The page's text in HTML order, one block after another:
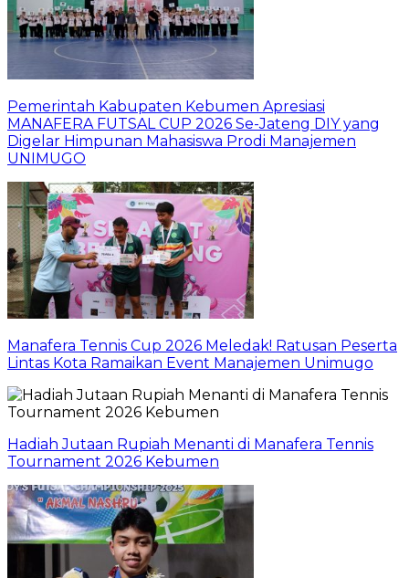
Pemerintah Kabupaten Kebumen Apresiasi
MANAFERA FUTSAL CUP 2026 Se-Jateng DIY yang
Digelar Himpunan Mahasiswa Prodi Manajemen
UNIMUGO
Manafera Tennis Cup 2026 Meledak! Ratusan Peserta
Lintas Kota Ramaikan Event Manajemen Unimugo
Hadiah Jutaan Rupiah Menanti di Manafera Tennis
Tournament 2026 Kebumen